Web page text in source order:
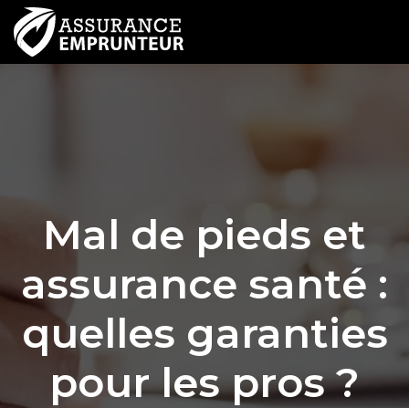
Mal de pieds et
assurance santé :
quelles garanties
pour les pros ?